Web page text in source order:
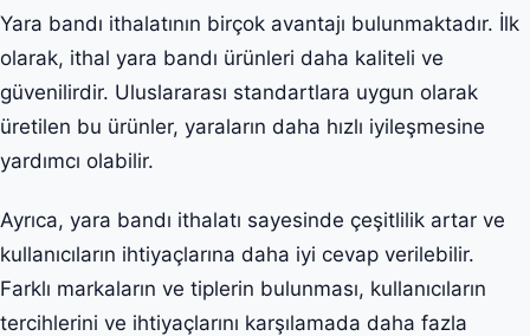
Yara bandı ithalatının birçok avantajı bulunmaktadır. İlk
olarak, ithal yara bandı ürünleri daha kaliteli ve
güvenilirdir. Uluslararası standartlara uygun olarak
üretilen bu ürünler, yaraların daha hızlı iyileşmesine
yardımcı olabilir.
Ayrıca, yara bandı ithalatı sayesinde çeşitlilik artar ve
kullanıcıların ihtiyaçlarına daha iyi cevap verilebilir.
Farklı markaların ve tiplerin bulunması, kullanıcıların
tercihlerini ve ihtiyaçlarını karşılamada daha fazla